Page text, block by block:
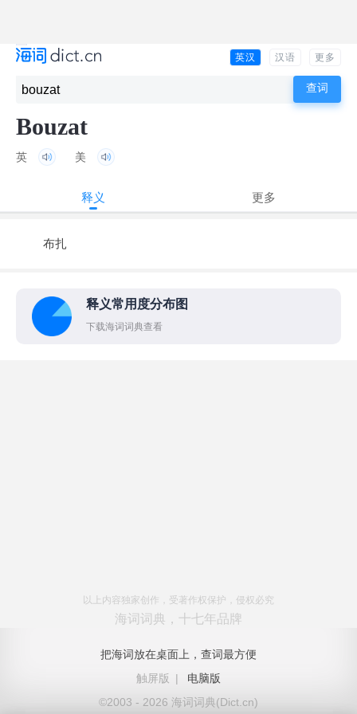
英汉 汉语 更多
Bouzat
英 美
释义 更多
布扎
释义常用度分布图
下载海词词典查看
以上内容独家创作，受著作权保护，侵权必究
海词词典，十七年品牌
把海词放在桌面上，查词最方便
触屏版
|
电脑版
©2003 - 2026 海词词典(Dict.cn)